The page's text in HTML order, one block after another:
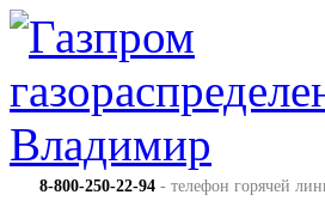
8-800-250-22-94 - телефон горячей